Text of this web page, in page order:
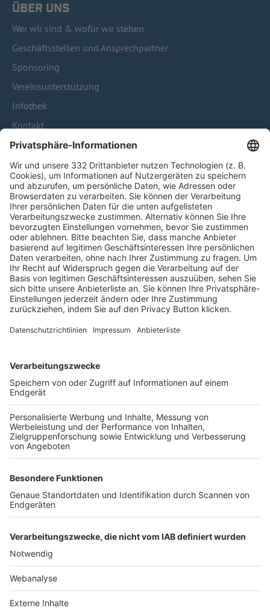
ÜBER UNS
Wer wir sind & wofür wir stehen
Geschäftsstellen und Ansprechpartner
Sponsoring
Vereinsunterstützung
Infothek
Kontakt
HÄUFIG BESUCHTE SEITEN
Pässe und Vereinswechsel
Trainerausbildung
Schulungsangebot Vereinsmitarbeiter
BFV-Geschäftsstellen
Trainerbörse
Login SpielPlus
FOLGE DEM BFV
TOP-VEREINE
TOP-PARTNER
Nutzungsbedingungen Datenschutz Impressum